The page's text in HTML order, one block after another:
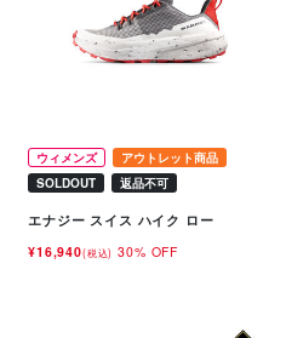
ウィメンズ
アウトレット商品
SOLDOUT
返品不可
エナジー スイス ハイク ロー
¥16,940(税込) 30% OFF